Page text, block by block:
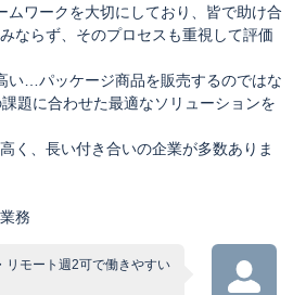
ムワークを大切にしており、皆で助け合
ならず、そのプロセスも重視して評価
い…パッケージ商品を販売するのではな
題に合わせた最適なソリューションを
く、長い付き合いの企業が多数ありま
務
モート週2可で働きやすい